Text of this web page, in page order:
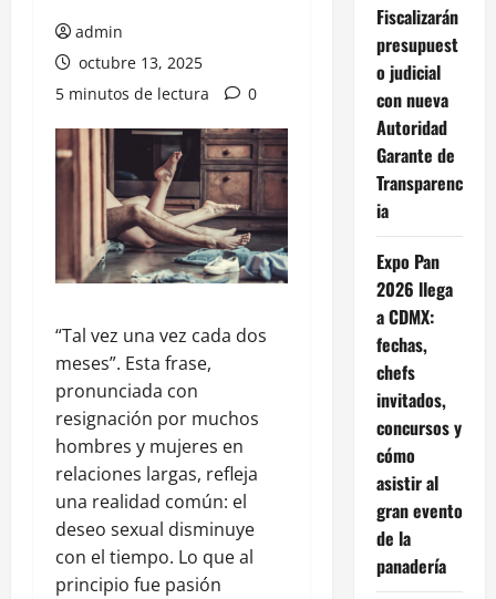
admin
octubre 13, 2025
5 minutos de lectura
0
“Tal vez una vez cada dos
meses”. Esta frase,
pronunciada con
resignación por muchos
hombres y mujeres en
relaciones largas, refleja
una realidad común: el
deseo sexual disminuye
con el tiempo. Lo que al
principio fue pasión
Fiscalizarán
presupuest
o judicial
con nueva
Autoridad
Garante de
Transparenc
ia
Expo Pan
2026 llega
a CDMX:
fechas,
chefs
invitados,
concursos y
cómo
asistir al
gran evento
de la
panadería